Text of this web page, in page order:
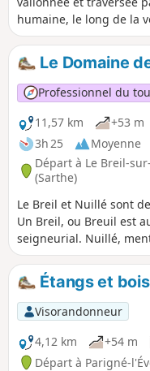
humaine, le long de la
Orléans, est attestée
mérovingienne. Son
celtique signifiant «
signifiant « entre deux
d’un patrimoine bâti
par un incendie qui
armoiries du maréchal
permit sa
d’ailleurs rattaché à ce
Le Domaine
Professionnel du
11,57 km
+53 m
3h 25
Moyenne
Départ à Le Breil-
(Sarthe)
Le Breil et Nuillé sont
Un Breil, ou Breuil est
seigneurial. Nuillé,
une petite église de
Étangs et
Visorandonneur
4,12 km
+54 m
Départ à Parigné-